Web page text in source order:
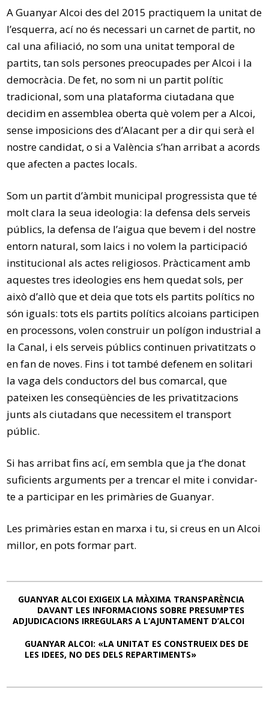
A Guanyar Alcoi des del 2015 practiquem la unitat de
l’esquerra, ací no és necessari un carnet de partit, no
cal una afiliació, no som una unitat temporal de
partits, tan sols persones preocupades per Alcoi i la
democràcia. De fet, no som ni un partit polític
tradicional, som una plataforma ciutadana que
decidim en assemblea oberta què volem per a Alcoi,
sense imposicions des d’Alacant per a dir qui serà el
nostre candidat, o si a València s’han arribat a acords
que afecten a pactes locals.
Som un partit d’àmbit municipal progressista que té
molt clara la seua ideologia: la defensa dels serveis
públics, la defensa de l’aigua que bevem i del nostre
entorn natural, som laics i no volem la participació
institucional als actes religiosos. Pràcticament amb
aquestes tres ideologies ens hem quedat sols, per
això d’allò que et deia que tots els partits polítics no
són iguals: tots els partits polítics alcoians participen
en processons, volen construir un polígon industrial a
la Canal, i els serveis públics continuen privatitzats o
en fan de noves. Fins i tot també defenem en solitari
la vaga dels conductors del bus comarcal, que
pateixen les conseqüències de les privatitzacions
junts als ciutadans que necessitem el transport
públic.
Si has arribat fins ací, em sembla que ja t’he donat
suficients arguments per a trencar el mite i convidar-
te a participar en les primàries de Guanyar.
Les primàries estan en marxa i tu, si creus en un Alcoi
millor, en pots formar part.
GUANYAR ALCOI EXIGEIX LA MÀXIMA TRANSPARÈNCIA
DAVANT LES INFORMACIONS SOBRE PRESUMPTES
ADJUDICACIONS IRREGULARS A L’AJUNTAMENT D’ALCOI
GUANYAR ALCOI: «LA UNITAT ES CONSTRUEIX DES DE
LES IDEES, NO DES DELS REPARTIMENTS»